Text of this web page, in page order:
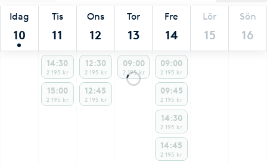
Idag
10
Tis
11
Ons
12
Tor
13
Fre
14
Lör
15
Sön
16
14:30
2 195 kr
15:00
2 195 kr
12:30
2 195 kr
12:45
2 195 kr
09:00
2 195 kr
09:00
2 195 kr
09:45
2 195 kr
14:30
2 195 kr
14:45
2 195 kr